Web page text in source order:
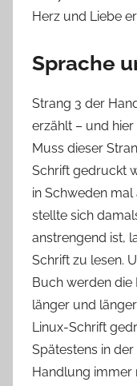
Herz und Liebe
Sprache
Strang 3 der
erzählt – und
Muss dieser
Schrift gedruckt
in Schweden
stellte sich
anstrengend ist,
Schrift zu lesen.
Buch werden die
länger und
Linux-Schrift
Spätestens in
Handlung immer